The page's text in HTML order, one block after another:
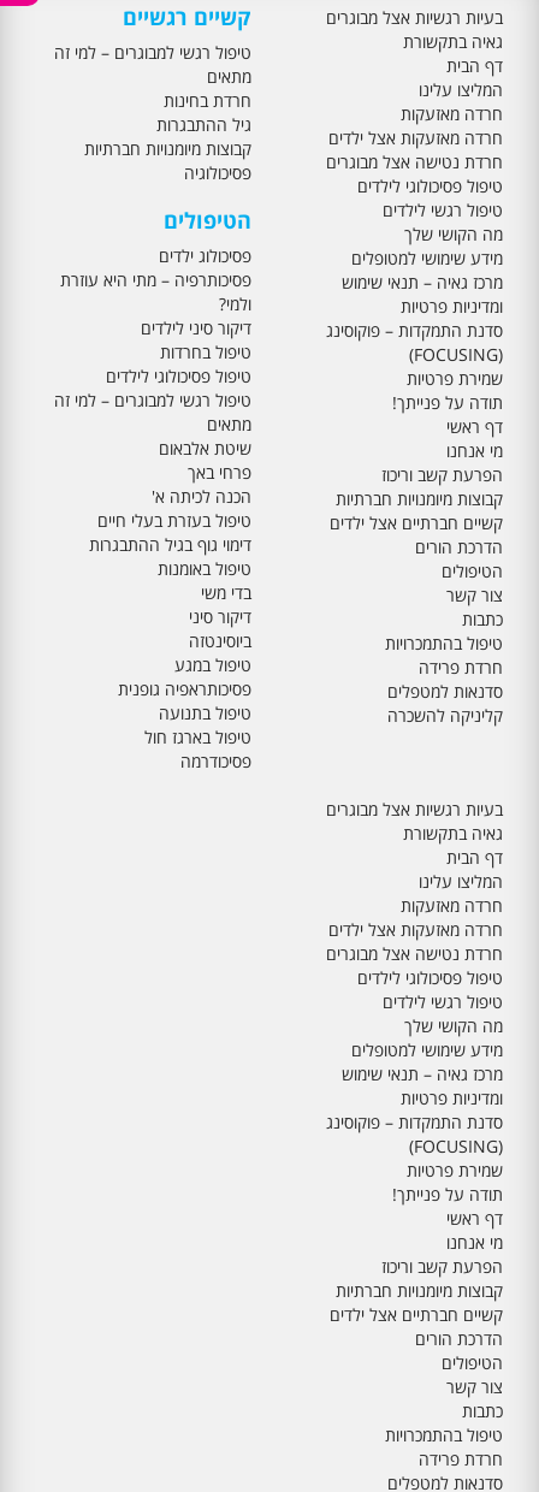
בעיות רגשיות אצל מבוגרים
גאיה בתקשורת
דף הבית
המליצו עלינו
חרדה מאזעקות
חרדה מאזעקות אצל ילדים
חרדת נטישה אצל מבוגרים
טיפול פסיכולוגי לילדים
טיפול רגשי לילדים
מה הקושי שלך
מידע שימושי למטופלים
מרכז גאיה – תנאי שימוש
ומדיניות פרטיות
סדנת התמקדות – פוקוסינג
(FOCUSING)
שמירת פרטיות
תודה על פנייתך!
דף ראשי
מי אנחנו
הפרעת קשב וריכוז
קבוצות מיומנויות חברתיות
קשיים חברתיים אצל ילדים
הדרכת הורים
הטיפולים
צור קשר
כתבות
טיפול בהתמכרויות
חרדת פרידה
סדנאות למטפלים
קליניקה להשכרה
קשיים רגשיים
טיפול רגשי למבוגרים – למי זה
מתאים
חרדת בחינות
גיל ההתבגרות
קבוצות מיומנויות חברתיות
פסיכולוגיה
הטיפולים
פסיכולוג ילדים
פסיכותרפיה – מתי היא עוזרת
ולמי?
דיקור סיני לילדים
טיפול בחרדות
טיפול פסיכולוגי לילדים
טיפול רגשי למבוגרים – למי זה
מתאים
שיטת אלבאום
פרחי באך
הכנה לכיתה א'
טיפול בעזרת בעלי חיים
דימוי גוף בגיל ההתבגרות
טיפול באומנות
בדי משי
דיקור סיני
ביוסינטזה
טיפול במגע
פסיכותראפיה גופנית
טיפול בתנועה
טיפול בארגז חול
פסיכודרמה
בעיות רגשיות אצל מבוגרים
גאיה בתקשורת
דף הבית
המליצו עלינו
חרדה מאזעקות
חרדה מאזעקות אצל ילדים
חרדת נטישה אצל מבוגרים
טיפול פסיכולוגי לילדים
טיפול רגשי לילדים
מה הקושי שלך
מידע שימושי למטופלים
מרכז גאיה – תנאי שימוש
ומדיניות פרטיות
סדנת התמקדות – פוקוסינג
(FOCUSING)
שמירת פרטיות
תודה על פנייתך!
דף ראשי
מי אנחנו
הפרעת קשב וריכוז
קבוצות מיומנויות חברתיות
קשיים חברתיים אצל ילדים
הדרכת הורים
הטיפולים
צור קשר
כתבות
טיפול בהתמכרויות
חרדת פרידה
סדנאות למטפלים